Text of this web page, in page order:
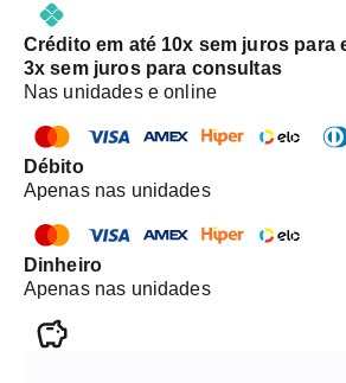
Crédito em até 10x sem juros para
3x sem juros para consultas
Nas unidades e online
Débito
Apenas nas unidades
Dinheiro
Apenas nas unidades